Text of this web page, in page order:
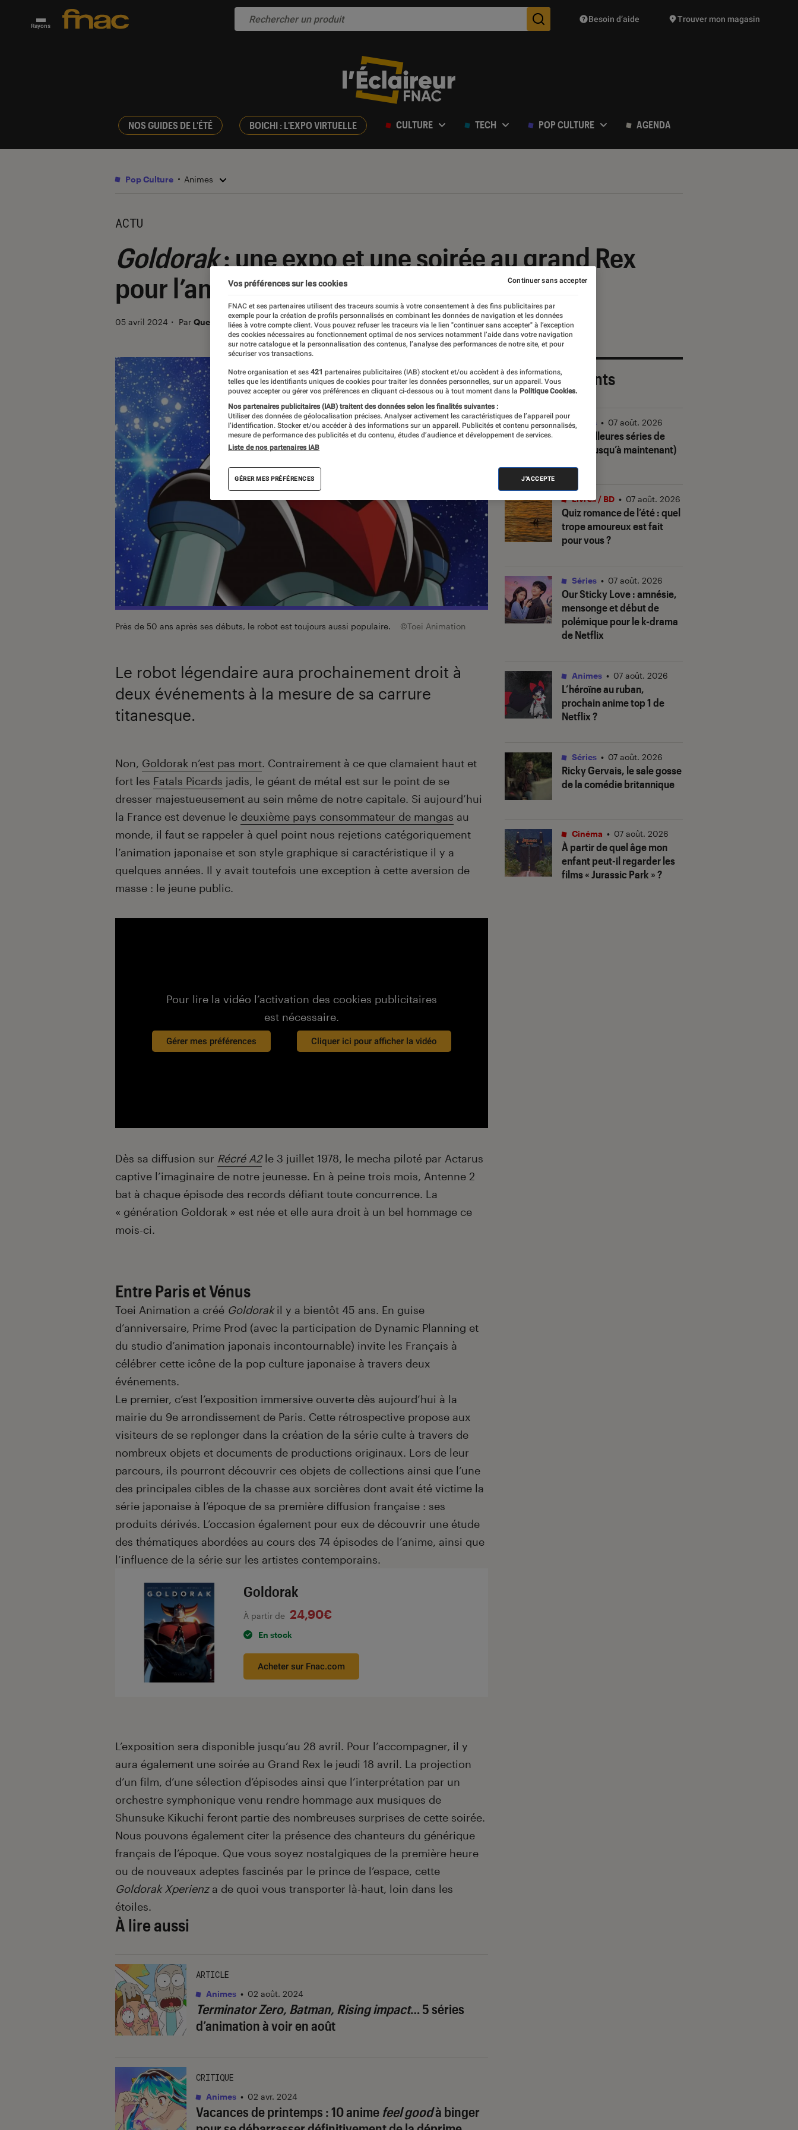
Rayons Des suggestions de produits vont vous être proposées
Besoin d’aide Trouver mon magasin
NOS GUIDES DE L'ÉTÉ BOICHI : L'EXPO VIRTUELLE CULTURE TECH POP CULTURE AGENDA
Pop Culture Animes
ACTU
Goldorak: une expo et une soirée au grand Rex
pour l’anime culte
05 avril 2024 ・ Par Quentin Lewis
Près de 50 ans après ses débuts, le robot est toujours aussi populaire. ©Toei Animation
Le robot légendaire aura prochainement droit à
deux événements à la mesure de sa carrure
titanesque.
Introduction
Non, Goldorak n’est pas mort. Contrairement à ce que clamaient haut et
fort les Fatals Picards jadis, le géant de métal est sur le point de se
dresser majestueusement au sein même de notre capitale. Si aujourd’hui
la France est devenue le deuxième pays consommateur de mangas au
monde, il faut se rappeler à quel point nous rejetions catégoriquement
l’animation japonaise et son style graphique si caractéristique il y a
quelques années. Il y avait toutefois une exception à cette aversion de
masse : le jeune public.
Pour lire la vidéo l’activation des cookies publicitaires
est nécessaire.
Gérer mes préférences Cliquer ici pour afficher la vidéo
Dès sa diffusion sur Récré A2le 3 juillet 1978, le mecha piloté par Actarus
captive l’imaginaire de notre jeunesse. En à peine trois mois, Antenne 2
bat à chaque épisode des records défiant toute concurrence. La
« génération Goldorak » est née et elle aura droit à un bel hommage ce
mois-ci.
Entre Paris et Vénus
Toei Animation a créé Goldorakil y a bientôt 45 ans. En guise
d’anniversaire, Prime Prod (avec la participation de Dynamic Planning et
du studio d’animation japonais incontournable) invite les Français à
célébrer cette icône de la pop culture japonaise à travers deux
événements.
Le premier, c’est l’exposition immersive ouverte dès aujourd’hui à la
mairie du 9e arrondissement de Paris. Cette rétrospective propose aux
visiteurs de se replonger dans la création de la série culte à travers de
nombreux objets et documents de productions originaux. Lors de leur
parcours, ils pourront découvrir ces objets de collections ainsi que l’une
des principales cibles de la chasse aux sorcières dont avait été victime la
série japonaise à l’époque de sa première diffusion française : ses
produits dérivés. L’occasion également pour eux de découvrir une étude
des thématiques abordées au cours des 74 épisodes de l’anime, ainsi que
l’influence de la série sur les artistes contemporains.
Goldorak
À partir de 24,90€
En stock
Acheter sur Fnac.com
L’exposition sera disponible jusqu’au 28 avril. Pour l’accompagner, il y
aura également une soirée au Grand Rex le jeudi 18 avril. La projection
d’un film, d’une sélection d’épisodes ainsi que l’interprétation par un
orchestre symphonique venu rendre hommage aux musiques de
Shunsuke Kikuchi feront partie des nombreuses surprises de cette soirée.
Nous pouvons également citer la présence des chanteurs du générique
français de l’époque. Que vous soyez nostalgiques de la première heure
ou de nouveaux adeptes fascinés par le prince de l’espace, cette
Goldorak Xperienza de quoi vous transporter là-haut, loin dans les
étoiles.
À lire aussi
Terminator Zero, Batman, Rising impact… 5 séries
d’animation à voir en août
ARTICLE
Animes • 02 août. 2024
Vacances de printemps : 10 anime feel goodà binger
CRITIQUE
Animes • 02 avr. 2024
Les plus récents
Les meilleures séries de
2026 (jusqu’à maintenant)
Séries • 07 août. 2026
Quiz romance de l’été : quel
trope amoureux est fait
pour vous ?
Livres / BD • 07 août. 2026
Our Sticky Love: amnésie,
mensonge et début de
polémique pour le k-drama
de Netflix
Séries • 07 août. 2026
L’héroïne au ruban,
prochain anime top 1 de
Netflix ?
Animes • 07 août. 2026
Ricky Gervais, le sale gosse
de la comédie britannique
Séries • 07 août. 2026
À partir de quel âge mon
enfant peut-il regarder les
films « Jurassic Park » ?
Cinéma • 07 août. 2026
Vos préférences sur les cookies
FNAC et ses partenaires utilisent des traceurs soumis à votre consentement à des fins publicitaires par
exemple pour la création de profils personnalisés en combinant les données de navigation et les données
liées à votre compte client. Vous pouvez refuser les traceurs via le lien "continuer sans accepter" à l’exception
des cookies nécessaires au fonctionnement optimal de nos services notamment l’aide dans votre navigation
sur notre catalogue et la personnalisation des contenus, l’analyse des performances de notre site, et pour
sécuriser vos transactions.
Notre organisation et ses 421 partenaires publicitaires (IAB) stockent et/ou accèdent à des informations,
telles que les identifiants uniques de cookies pour traiter les données personnelles, sur un appareil. Vous
pouvez accepter ou gérer vos préférences en cliquant ci-dessous ou à tout moment dans la Politique Cookies.
Nos partenaires publicitaires (IAB) traitent des données selon les finalités suivantes :
Utiliser des données de géolocalisation précises. Analyser activement les caractéristiques de l’appareil pour
l’identification. Stocker et/ou accéder à des informations sur un appareil. Publicités et contenu personnalisés,
mesure de performance des publicités et du contenu, études d’audience et développement de services.
Liste de nos partenaires IAB
GÉRER MES PRÉFÉRENCES J'ACCEPTE
Continuer sans accepter